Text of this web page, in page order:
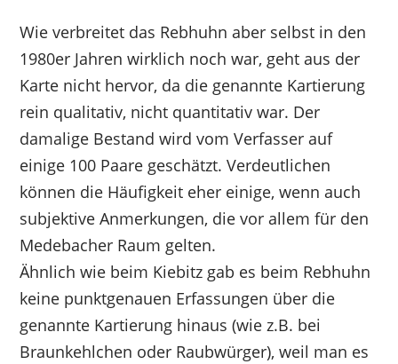
Wie verbreitet das Rebhuhn aber selbst in den
1980er Jahren wirklich noch war, geht aus der
Karte nicht hervor, da die genannte Kartierung
rein qualitativ, nicht quantitativ war. Der
damalige Bestand wird vom Verfasser auf
einige 100 Paare geschätzt. Verdeutlichen
können die Häufigkeit eher einige, wenn auch
subjektive Anmerkungen, die vor allem für den
Medebacher Raum gelten.
Ähnlich wie beim Kiebitz gab es beim Rebhuhn
keine punktgenauen Erfassungen über die
genannte Kartierung hinaus (wie z.B. bei
Braunkehlchen oder Raubwürger), weil man es